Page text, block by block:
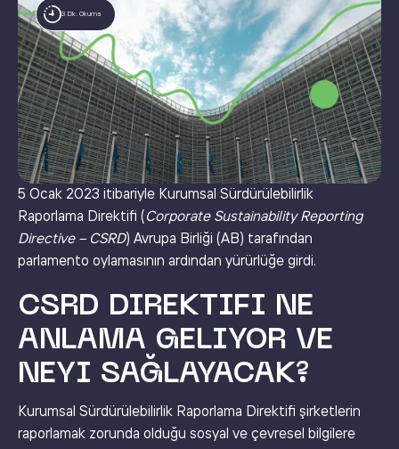
3 Dk. Okuma
5 Ocak 2023 itibariyle Kurumsal Sürdürülebilirlik
Raporlama Direktifi ( Corporate Sustainability Reporting
Directive – CSRD) Avrupa Birliği (AB) tarafından
parlamento oylamasının ardından yürürlüğe girdi.
CSRD DIREKTIFI NE
ANLAMA GELIYOR VE
NEYI SAĞLAYACAK?
Kurumsal Sürdürülebilirlik Raporlama Direktifi şirketlerin
raporlamak zorunda olduğu sosyal ve çevresel bilgilere